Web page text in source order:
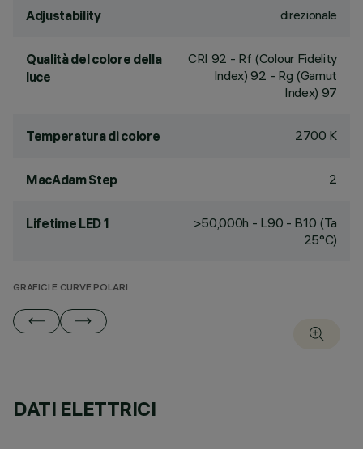
Adjustability direzionale
Qualità del colore della
luce
CRI 92 - Rf (Colour Fidelity
Index) 92 - Rg (Gamut
Index) 97
Temperatura di colore 2700 K
MacAdam Step 2
Lifetime LED 1
>50,000h - L90 - B10 (Ta
25°C)
GRAFICI E CURVE POLARI
DATI ELETTRICI